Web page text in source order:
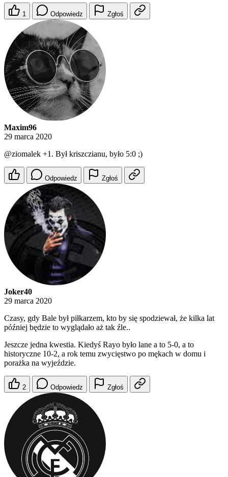
1 Odpowiedz Zgłoś
Maxim96
29 marca 2020
@ziomalek +1. Był kriszczianu, było 5:0 ;)
Odpowiedz Zgłoś
Joker40
29 marca 2020
Czasy, gdy Bale był piłkarzem, kto by się spodziewał, że kilka lat
później będzie to wyglądało aż tak źle..
Jeszcze jedna kwestia. Kiedyś Rayo było lane a to 5-0, a to
historyczne 10-2, a rok temu zwycięstwo po mękach w domu i
porażka na wyjeździe.
2 Odpowiedz Zgłoś